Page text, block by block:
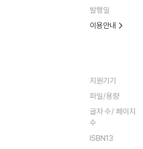
발행일
이용안내
지원기기
파일/용량
글자 수/ 페이지
수
ISBN13